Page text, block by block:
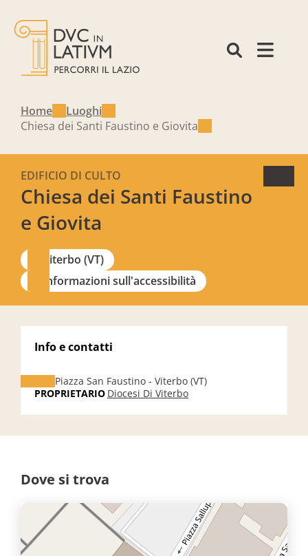
Home
Luoghi
Chiesa dei Santi Faustino e Giovita
Chiesa dei Santi Faustino
e Giovita
EDIFICIO DI CULTO
Viterbo (VT)
Informazioni sull'accessibilità
Info e contatti
Piazza San Faustino - Viterbo (VT)
PROPRIETARIO Diocesi Di Viterbo
Dove si trova